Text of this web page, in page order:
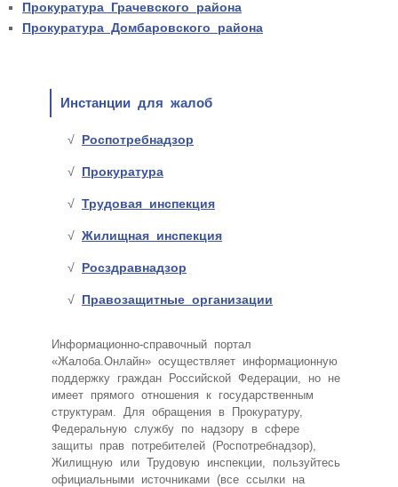
Прокуратура Грачевского района
Прокуратура Домбаровского района
Инстанции для жалоб
Роспотребнадзор
Прокуратура
Трудовая инспекция
Жилищная инспекция
Росздравнадзор
Правозащитные организации
Информационно-справочный портал
«Жалоба.Онлайн» осуществляет информационную
поддержку граждан Российской Федерации, но не
имеет прямого отношения к государственным
структурам. Для обращения в Прокуратуру,
Федеральную службу по надзору в сфере
защиты прав потребителей (Роспотребнадзор),
Жилищную или Трудовую инспекции, пользуйтесь
официальными источниками (все ссылки на